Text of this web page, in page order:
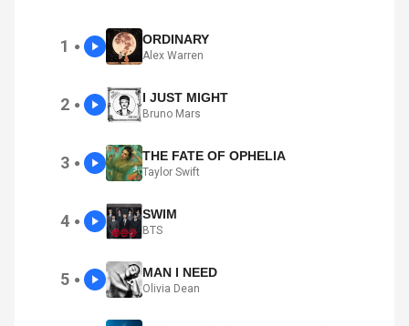
1 ● ORDINARY
Alex Warren
2 ● I JUST MIGHT
Bruno Mars
3 ● THE FATE OF OPHELIA
Taylor Swift
4 ● SWIM
BTS
5 ● MAN I NEED
Olivia Dean